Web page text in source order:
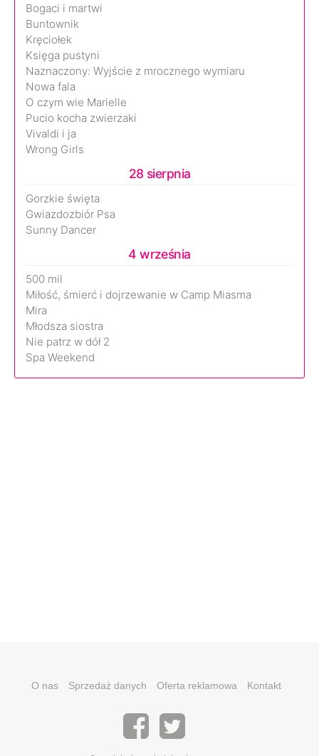
Bogaci i martwi
Buntownik
Kręciołek
Księga pustyni
Naznaczony: Wyjście z mrocznego wymiaru
Nowa fala
O czym wie Marielle
Pucio kocha zwierzaki
Vivaldi i ja
Wrong Girls
28 sierpnia
Gorzkie święta
Gwiazdozbiór Psa
Sunny Dancer
4 września
500 mil
Miłość, śmierć i dojrzewanie w Camp Miasma
Mira
Młodsza siostra
Nie patrz w dół 2
Spa Weekend
O nas Sprzedaż danych Oferta reklamowa Kontakt